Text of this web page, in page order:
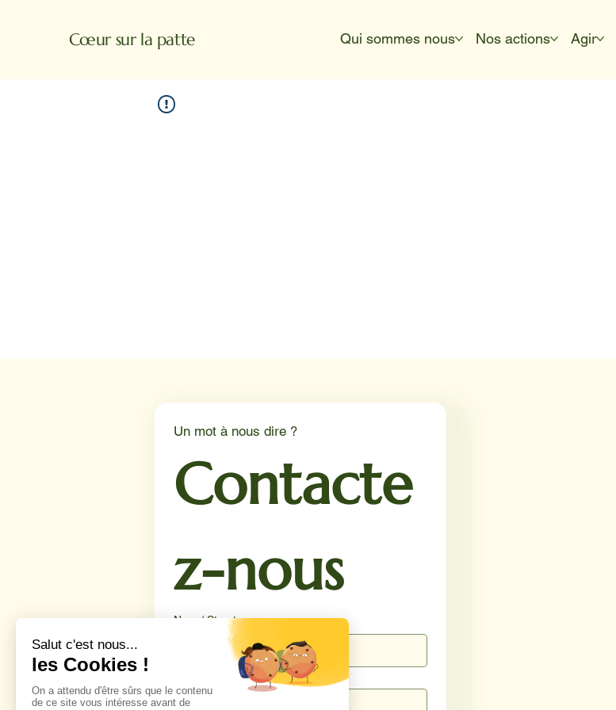
Cœur sur la patte Qui sommes nous Nos actions Agir
Un mot à nous dire ?
Contacte
z-nous
Nom / Structure